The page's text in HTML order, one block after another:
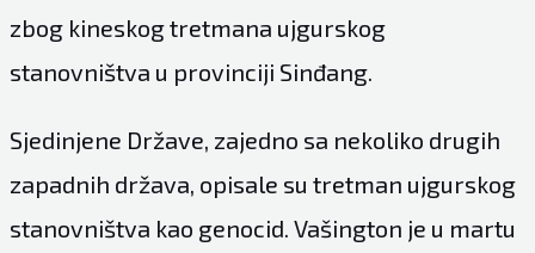
zbog kineskog tretmana ujgurskog
stanovništva u provinciji Sinđang.
Sjedinjene Države, zajedno sa nekoliko drugih
zapadnih država, opisale su tretman ujgurskog
stanovništva kao genocid. Vašington je u martu